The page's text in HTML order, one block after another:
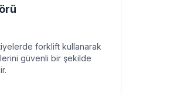
forklift kullanarak
güvenli bir şekilde